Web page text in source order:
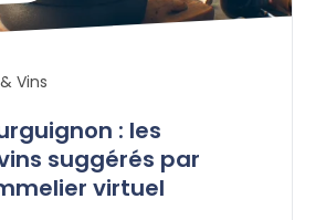
Vins
: les
suggérés par
virtuel